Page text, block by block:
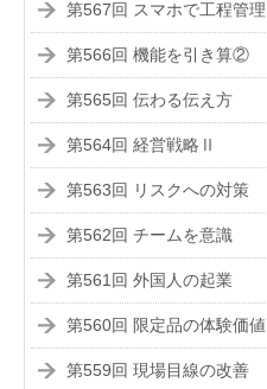
第567回 スマホで工程管理
第566回 機能を引き算②
第565回 伝わる伝え方
第564回 経営戦略Ⅱ
第563回 リスクへの対策
第562回 チームを意識
第561回 外国人の起業
第560回 限定品の体験価値
第559回 現場目線の改善